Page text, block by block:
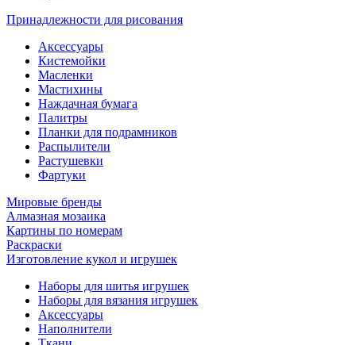
Принадлежности для рисования
Аксессуары
Кистемойки
Масленки
Мастихины
Наждачная бумага
Палитры
Планки для подрамников
Распылители
Растушевки
Фартуки
Мировые бренды
Алмазная мозаика
Картины по номерам
Раскраски
Изготовление кукол и игрушек
Наборы для шитья игрушек
Наборы для вязания игрушек
Аксессуары
Наполнители